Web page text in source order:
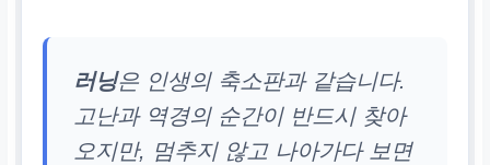
러닝은 인생의 축소판과 같습니다.
고난과 역경의 순간이 반드시 찾아
오지만, 멈추지 않고 나아가다 보면